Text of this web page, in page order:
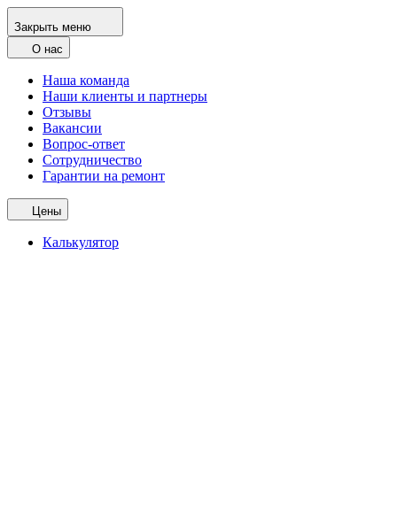
Закрыть меню
О нас
Наша команда
Наши клиенты и партнеры
Отзывы
Вакансии
Вопрос-ответ
Сотрудничество
Гарантии на ремонт
Цены
Калькулятор